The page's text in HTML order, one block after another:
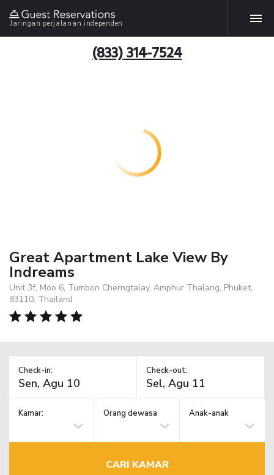
Jaringan perjalanan independen
(833) 314-7524
Great Apartment Lake View By
Indreams
Unit 3f, Moo 6, Tumbon Cherngtalay, Amphur Thalang, Phuket,
83110, Thailand
Check-in: Check-out:
Kamar: Orang dewasa Anak-anak
CARI KAMAR